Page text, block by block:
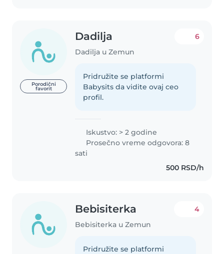
Porodični
favorit
Dadilja
Dadilja u Zemun
6
Pridružite se platformi
Babysits da vidite ovaj ceo
profil.
Iskustvo: > 2 godine
Prosečno vreme odgovora: 8
sati
500 RSD/h
Bebisiterka
Bebisiterka u Zemun
4
Pridružite se platformi